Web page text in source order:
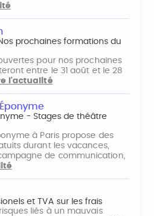
prochaines formations du
pour nos prochaines
entre le 31 août et le 28
l'actualité
- Stages de théâtre
à Paris propose des
durant les vacances,
de communication,
et TVA sur les frais
liés à un mauvais